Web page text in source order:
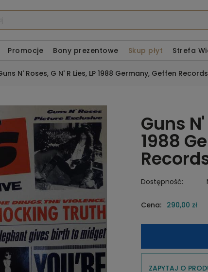
Promocje Bony prezentowe Skup płyt Strefa
N' Roses, G N' R Lies, LP 1988 Germany, Geffen
Guns N'
1988
Dostępność:
Cena: 290,00 zł
ZAPYTAJ O